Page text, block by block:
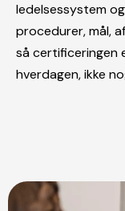
ledelsessystem
procedurer, mål,
så certificeringen
hverdagen, ikke